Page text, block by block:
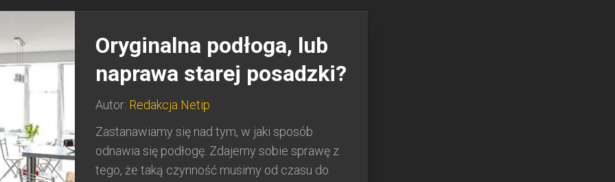
Oryginalna podłoga, lub
naprawa starej posadzki?
Autor: Redakcja Netip
Zastanawiamy się nad tym, w jaki sposób
odnawia się podłogę. Zdajemy sobie sprawę z
tego, że taką czynność musimy od czasu do